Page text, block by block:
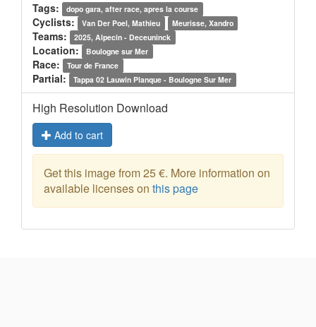
Tags: dopo gara, after race, apres la course
Cyclists: Van Der Poel, Mathieu Meurisse, Xandro
Teams: 2025, Alpecin - Deceuninck
Location: Boulogne sur Mer
Race: Tour de France
Partial: Tappa 02 Lauwin Planque - Boulogne Sur Mer
High Resolution Download
Add to cart
Get this image from 25 €. More information on
available licenses on this page